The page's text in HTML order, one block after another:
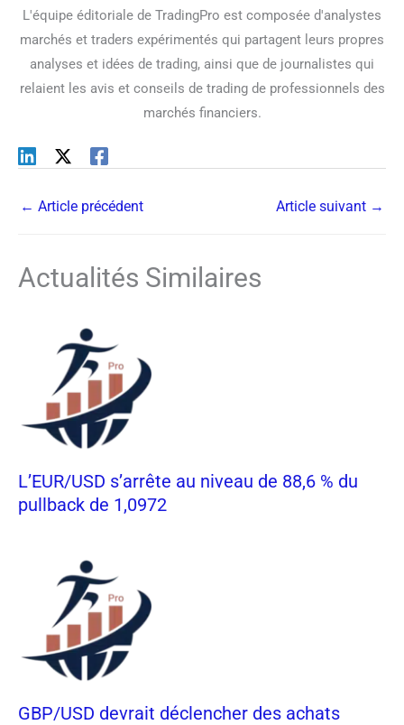
L'équipe éditoriale de TradingPro est composée d'analystes
marchés et traders expérimentés qui partagent leurs propres
analyses et idées de trading, ainsi que de journalistes qui
relaient les avis et conseils de trading de professionnels des
marchés financiers.
← Article précédent Article suivant →
Actualités Similaires
L’EUR/USD s’arrête au niveau de 88,6 % du
pullback de 1,0972
GBP/USD devrait déclencher des achats